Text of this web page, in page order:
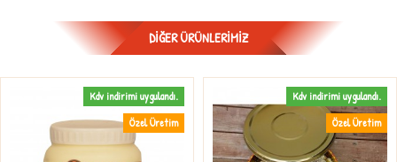
DIĞER ÜRÜNLERIMIZ
Özel Üretim
Kdv indirimi uygulandı.
Özel Üretim
Kdv indirimi uygulandı.